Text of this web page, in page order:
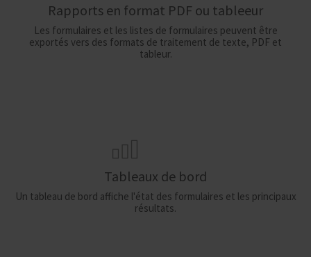
Rapports en format PDF ou tableeur
Les formulaires et les listes de formulaires peuvent être
exportés vers des formats de traitement de texte, PDF et
tableur.
Tableaux de bord
Un tableau de bord affiche l'état des formulaires et les principaux
résultats.